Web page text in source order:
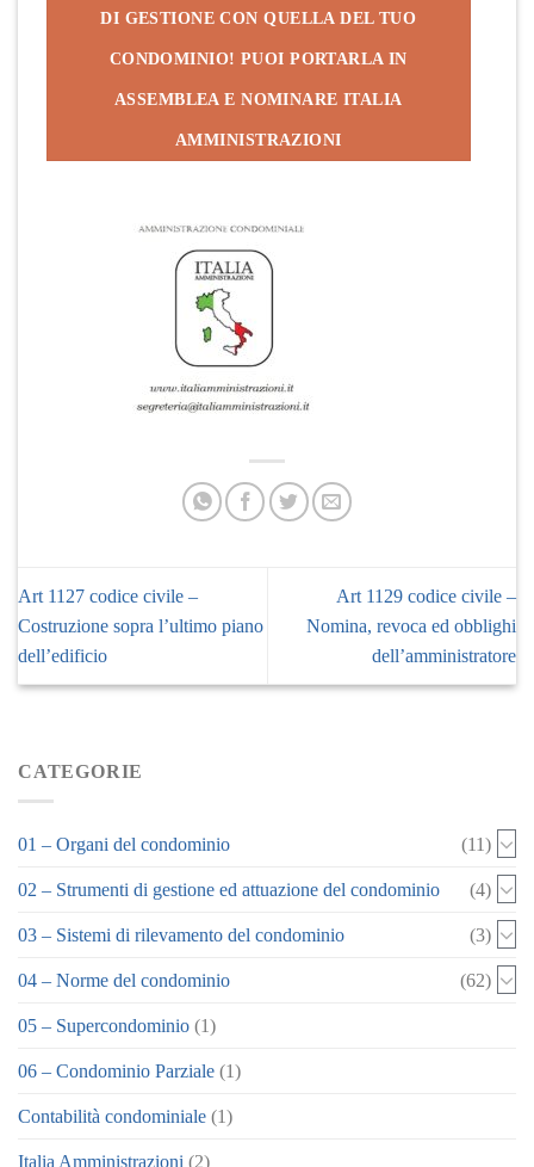
CATEGORIE
01 – Organi del condominio (11)
02 – Strumenti di gestione ed attuazione del condominio (4)
03 – Sistemi di rilevamento del condominio (3)
04 – Norme del condominio (62)
05 – Supercondominio (1)
06 – Condominio Parziale (1)
Contabilità condominiale (1)
Italia Amministrazioni (2)
DI GESTIONE CON QUELLA DEL TUO
CONDOMINIO! PUOI PORTARLA IN
ASSEMBLEA E NOMINARE ITALIA
AMMINISTRAZIONI
Art 1127 codice civile –
Costruzione sopra l’ultimo piano
dell’edificio
Art 1129 codice civile –
Nomina, revoca ed obblighi
dell’amministratore